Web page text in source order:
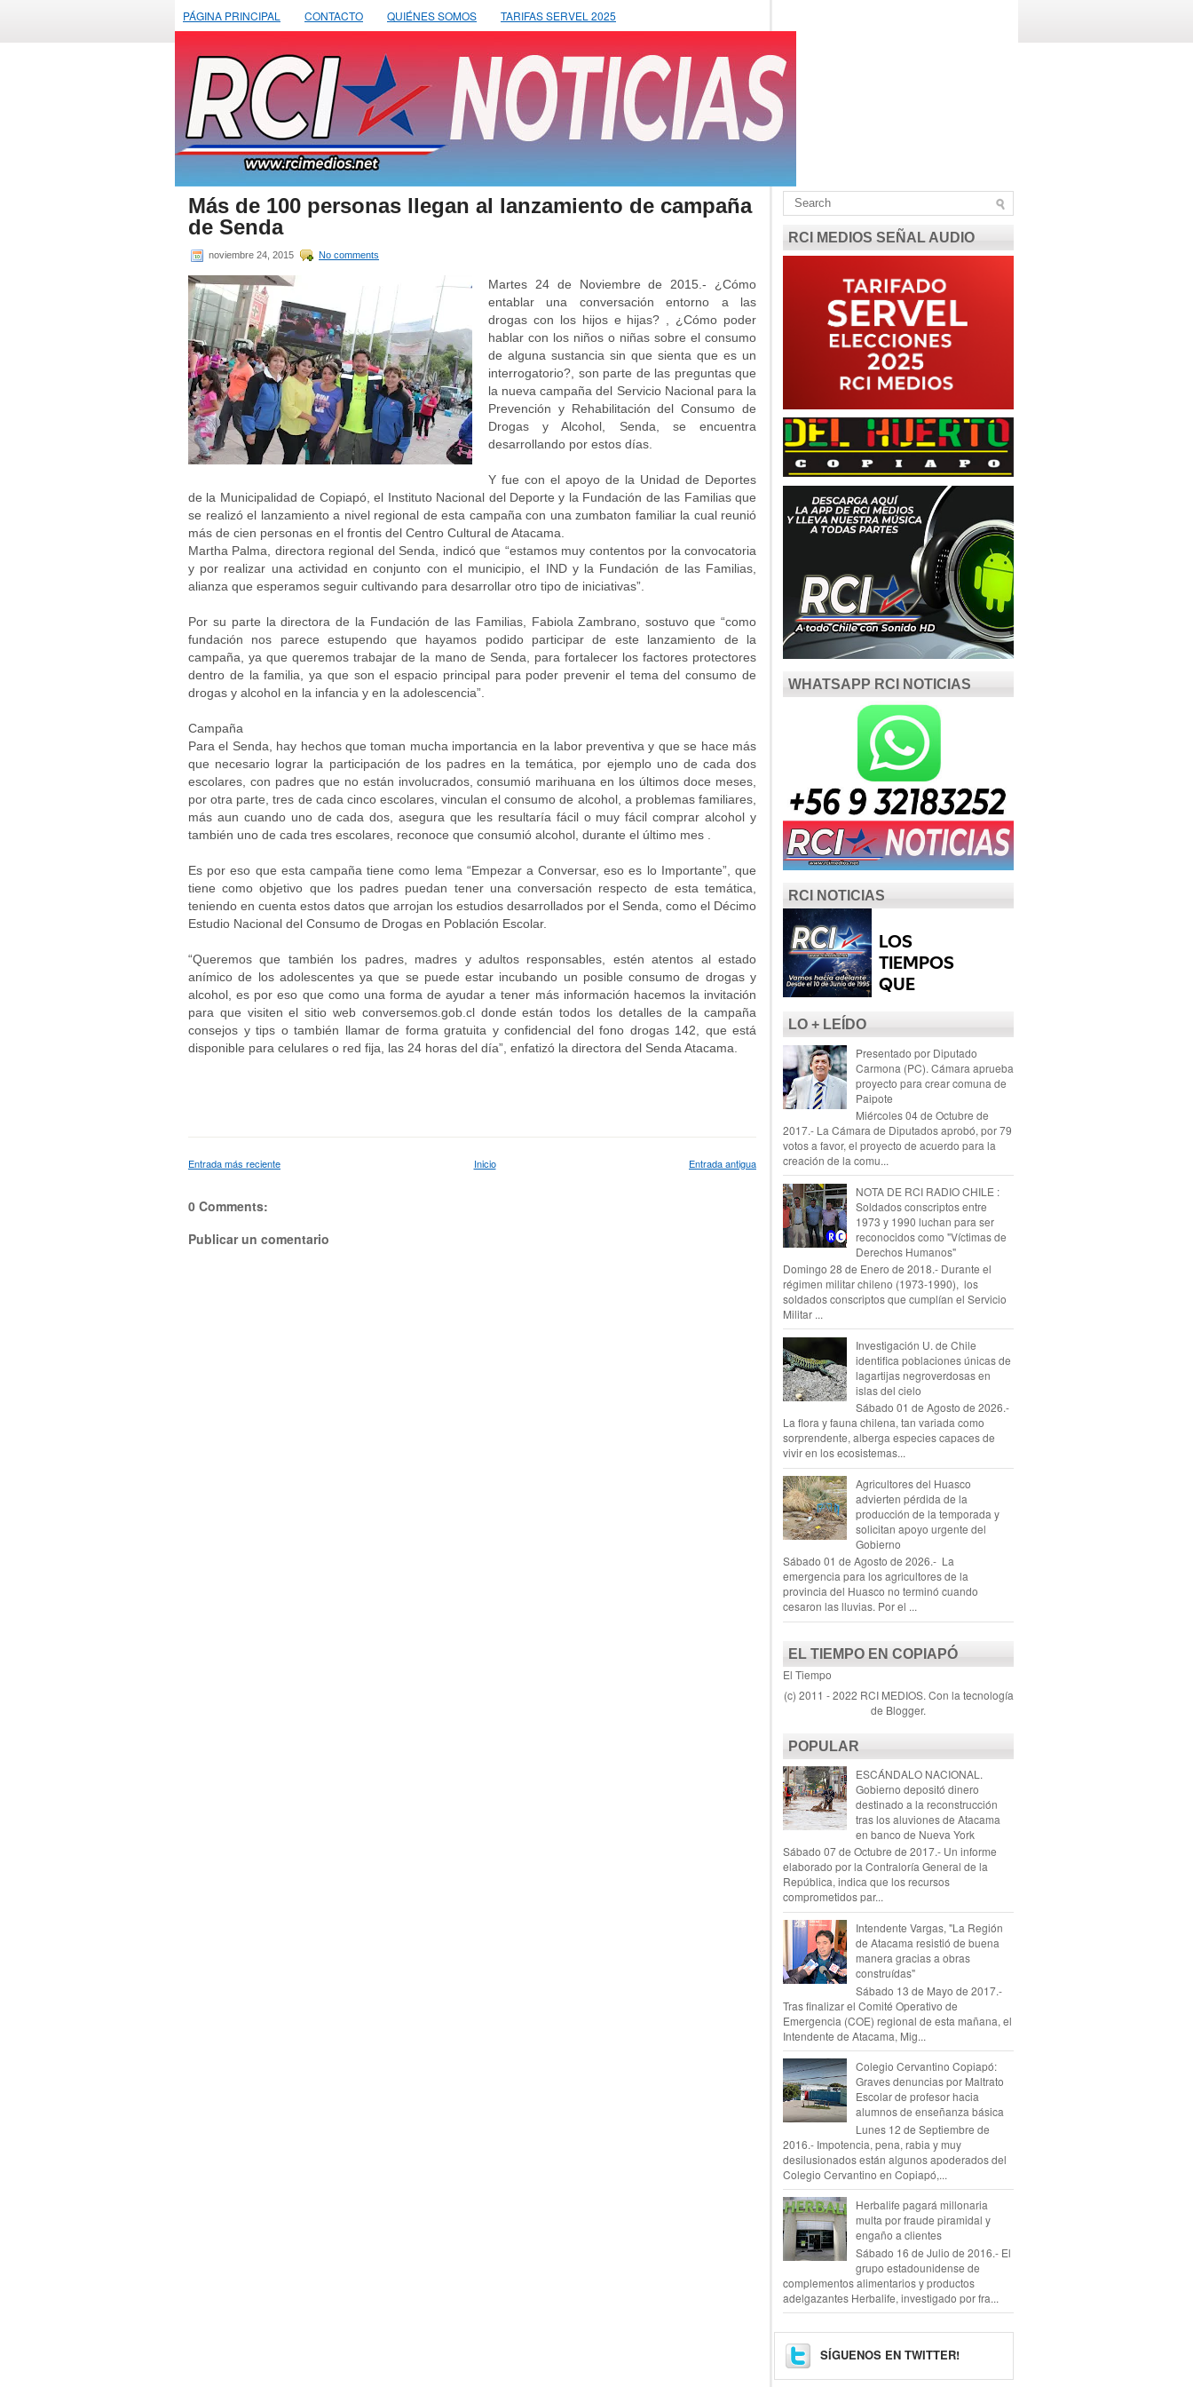
PÁGINA PRINCIPAL CONTACTO QUIÉNES SOMOS TARIFAS SERVEL 2025
Más de 100 personas llegan al lanzamiento de campaña
de Senda
noviembre 24, 2015 No comments
Martes 24 de Noviembre de 2015.- ¿Cómo
entablar una conversación entorno a las
drogas con los hijos e hijas? , ¿Cómo poder
hablar con los niños o niñas sobre el consumo
de alguna sustancia sin que sienta que es un
interrogatorio?, son parte de las preguntas que
la nueva campaña del Servicio Nacional para la
Prevención y Rehabilitación del Consumo de
Drogas y Alcohol, Senda, se encuentra
desarrollando por estos días.
Y fue con el apoyo de la Unidad de Deportes
de la Municipalidad de Copiapó, el Instituto Nacional del Deporte y la Fundación de las Familias que
se realizó el lanzamiento a nivel regional de esta campaña con una zumbaton familiar la cual reunió
más de cien personas en el frontis del Centro Cultural de Atacama.
Martha Palma, directora regional del Senda, indicó que “estamos muy contentos por la convocatoria
y por realizar una actividad en conjunto con el municipio, el IND y la Fundación de las Familias,
alianza que esperamos seguir cultivando para desarrollar otro tipo de iniciativas”.
Por su parte la directora de la Fundación de las Familias, Fabiola Zambrano, sostuvo que “como
fundación nos parece estupendo que hayamos podido participar de este lanzamiento de la
campaña, ya que queremos trabajar de la mano de Senda, para fortalecer los factores protectores
dentro de la familia, ya que son el espacio principal para poder prevenir el tema del consumo de
drogas y alcohol en la infancia y en la adolescencia”.
Campaña
Para el Senda, hay hechos que toman mucha importancia en la labor preventiva y que se hace más
que necesario lograr la participación de los padres en la temática, por ejemplo uno de cada dos
escolares, con padres que no están involucrados, consumió marihuana en los últimos doce meses,
por otra parte, tres de cada cinco escolares, vinculan el consumo de alcohol, a problemas familiares,
más aun cuando uno de cada dos, asegura que les resultaría fácil o muy fácil comprar alcohol y
también uno de cada tres escolares, reconoce que consumió alcohol, durante el último mes .
Es por eso que esta campaña tiene como lema “Empezar a Conversar, eso es lo Importante”, que
tiene como objetivo que los padres puedan tener una conversación respecto de esta temática,
teniendo en cuenta estos datos que arrojan los estudios desarrollados por el Senda, como el Décimo
Estudio Nacional del Consumo de Drogas en Población Escolar.
“Queremos que también los padres, madres y adultos responsables, estén atentos al estado
anímico de los adolescentes ya que se puede estar incubando un posible consumo de drogas y
alcohol, es por eso que como una forma de ayudar a tener más información hacemos la invitación
para que visiten el sitio web conversemos.gob.cl donde están todos los detalles de la campaña
consejos y tips o también llamar de forma gratuita y confidencial del fono drogas 142, que está
disponible para celulares o red fija, las 24 horas del día”, enfatizó la directora del Senda Atacama.
Entrada más reciente Entrada antigua
Inicio
0 Comments:
Publicar un comentario
RCI MEDIOS SEÑAL AUDIO
WHATSAPP RCI NOTICIAS
RCI NOTICIAS
LO + LEÍDO
Presentado por Diputado
Carmona (PC). Cámara aprueba
proyecto para crear comuna de
Paipote
Miércoles 04 de Octubre de
2017.- La Cámara de Diputados aprobó, por 79
votos a favor, el proyecto de acuerdo para la
creación de la comu...
NOTA DE RCI RADIO CHILE :
Soldados conscriptos entre
1973 y 1990 luchan para ser
reconocidos como "Víctimas de
Derechos Humanos"
Domingo 28 de Enero de 2018.- Durante el
régimen militar chileno (1973-1990), los
soldados conscriptos que cumplían el Servicio
Militar ...
Investigación U. de Chile
identifica poblaciones únicas de
lagartijas negroverdosas en
islas del cielo
Sábado 01 de Agosto de 2026.-
La flora y fauna chilena, tan variada como
sorprendente, alberga especies capaces de
vivir en los ecosistemas...
Agricultores del Huasco
advierten pérdida de la
producción de la temporada y
solicitan apoyo urgente del
Gobierno
Sábado 01 de Agosto de 2026.- La
emergencia para los agricultores de la
provincia del Huasco no terminó cuando
cesaron las lluvias. Por el ...
EL TIEMPO EN COPIAPÓ
El Tiempo
(c) 2011 - 2022 RCI MEDIOS. Con la tecnología
de Blogger.
POPULAR
ESCÁNDALO NACIONAL.
Gobierno depositó dinero
destinado a la reconstrucción
tras los aluviones de Atacama
en banco de Nueva York
Sábado 07 de Octubre de 2017.- Un informe
elaborado por la Contraloría General de la
República, indica que los recursos
comprometidos par...
Intendente Vargas, "La Región
de Atacama resistió de buena
manera gracias a obras
construídas"
Sábado 13 de Mayo de 2017.-
Tras finalizar el Comité Operativo de
Emergencia (COE) regional de esta mañana, el
Intendente de Atacama, Mig...
Colegio Cervantino Copiapó:
Graves denuncias por Maltrato
Escolar de profesor hacia
alumnos de enseñanza básica
Lunes 12 de Septiembre de
2016.- Impotencia, pena, rabia y muy
desilusionados están algunos apoderados del
Colegio Cervantino en Copiapó,...
Herbalife pagará millonaria
multa por fraude piramidal y
engaño a clientes
Sábado 16 de Julio de 2016.- El
grupo estadounidense de
complementos alimentarios y productos
adelgazantes Herbalife, investigado por fra...
SÍGUENOS EN TWITTER!